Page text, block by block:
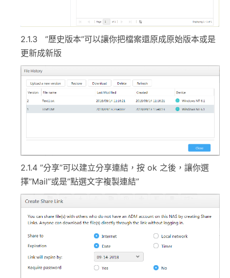
2.1.3 ”歷史版本”可以讓你把檔案還原成原始版本或是
更新成新版
2.1.4 ”分享”可以建立分享連結，按 ok 之後，讓你選
擇”Mail”或是”點選文字複製連結”